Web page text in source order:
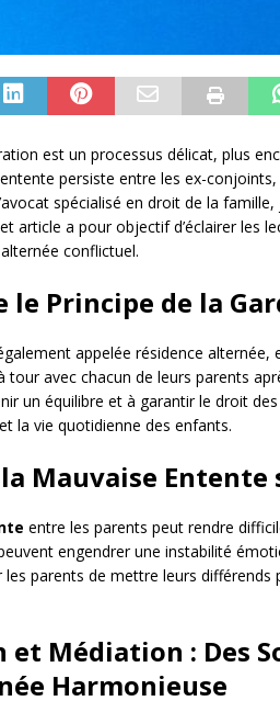
est un processus délicat, plus
persiste entre les ex-
spécialisé en droit de la
article a pour objectif d’éclairer les
conflictuel.
le Principe de la
appelée résidence
tour avec chacun de leurs parents
un équilibre et à garantir le droit
la vie quotidienne des enfants.
la Mauvaise
entre les parents peut rendre
engendrer une instabilité
parents de mettre leurs différends
et Médiation : Des
Harmonieuse